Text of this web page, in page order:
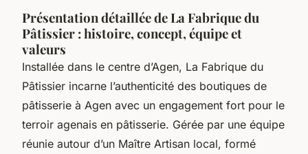
Présentation détaillée de La Fabrique du
Pâtissier : histoire, concept, équipe et
valeurs
Installée dans le centre d’Agen, La Fabrique du
Pâtissier incarne l’authenticité des boutiques de
pâtisserie à Agen avec un engagement fort pour le
terroir agenais en pâtisserie. Gérée par une équipe
réunie autour d’un Maître Artisan local, formé